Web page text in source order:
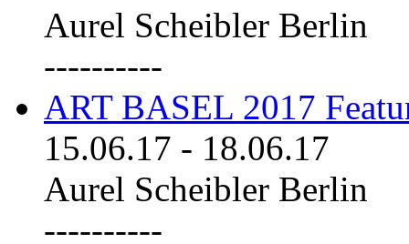
Aurel Scheibler Berlin
----------
ART BASEL 2017
15.06.17 - 18.06.17
Aurel Scheibler Berlin
----------